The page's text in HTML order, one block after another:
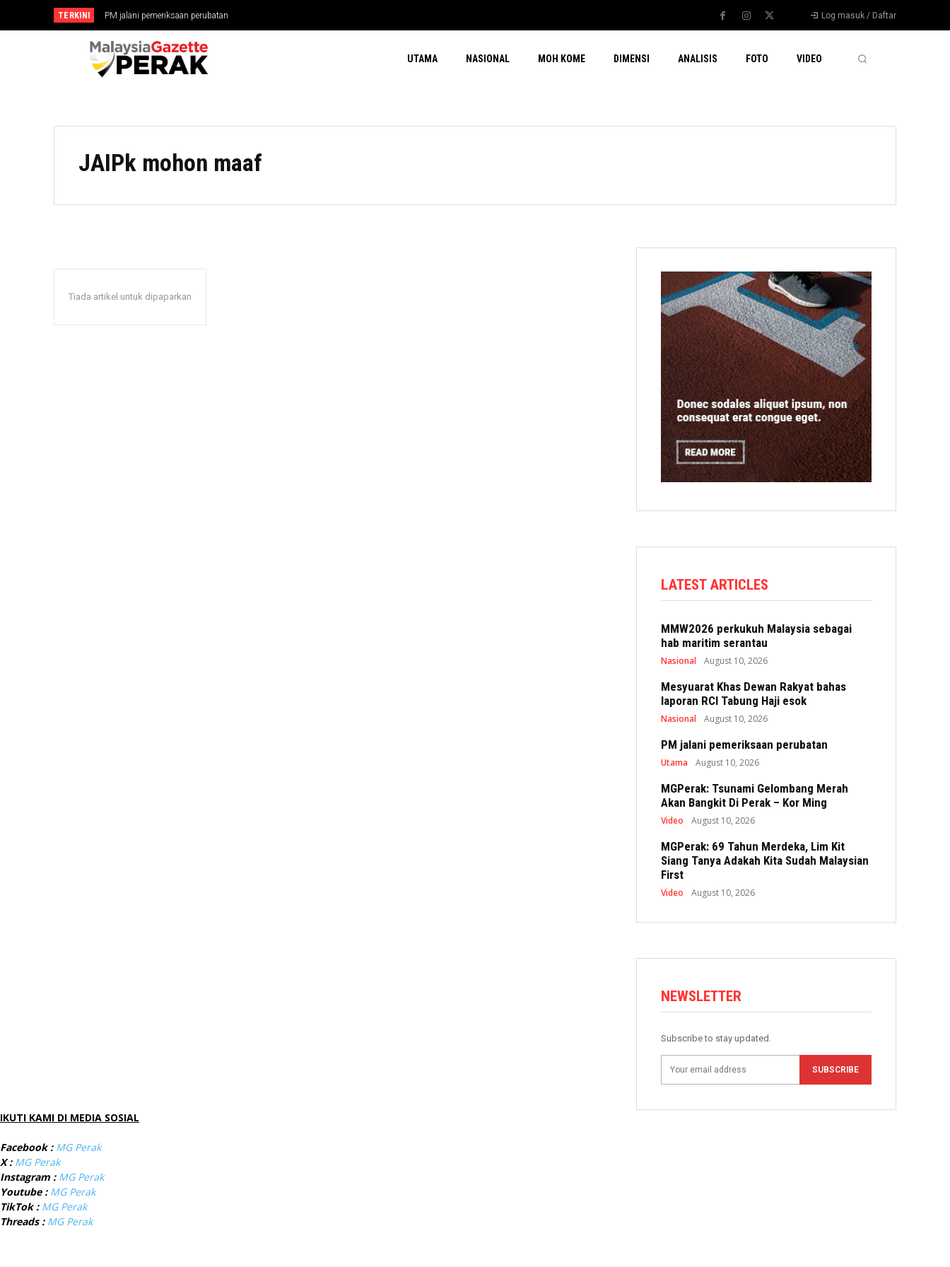
TERKINI PM jalani pemeriksaan perubatan Log masuk / Daftar
UTAMA NASIONAL MOH KOME DIMENSI ANALISIS FOTO VIDEO
JAIPk mohon maaf
Tiada artikel untuk dipaparkan
LATEST ARTICLES
MMW2026 perkukuh Malaysia sebagai
hab maritim serantau
Nasional August 10, 2026
Mesyuarat Khas Dewan Rakyat bahas
laporan RCI Tabung Haji esok
Nasional August 10, 2026
PM jalani pemeriksaan perubatan
Utama August 10, 2026
MGPerak: Tsunami Gelombang Merah
Akan Bangkit Di Perak – Kor Ming
Video August 10, 2026
MGPerak: 69 Tahun Merdeka, Lim Kit
Siang Tanya Adakah Kita Sudah Malaysian
First
Video August 10, 2026
NEWSLETTER
Subscribe to stay updated.
SUBSCRIBE
IKUTI KAMI DI MEDIA SOSIAL
Facebook : MG Perak
X : MG Perak
Instagram : MG Perak
Youtube : MG Perak
TikTok : MG Perak
Threads : MG Perak